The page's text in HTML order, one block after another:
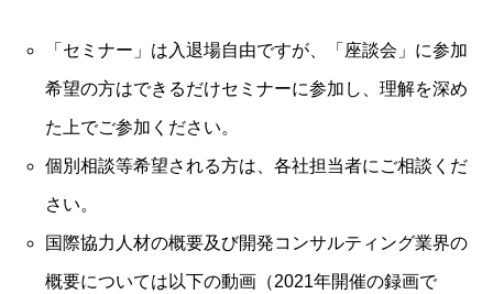
「セミナー」は入退場自由ですが、「座談会」に参加
希望の方はできるだけセミナーに参加し、理解を深め
た上でご参加ください。
個別相談等希望される方は、各社担当者にご相談くだ
さい。
国際協力人材の概要及び開発コンサルティング業界の
概要については以下の動画（2021年開催の録画で